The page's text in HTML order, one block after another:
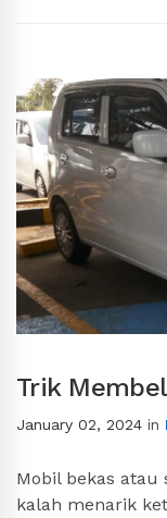
Trik
January 02, 2024 in
Mobil bekas atau
kalah menarik